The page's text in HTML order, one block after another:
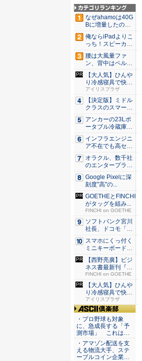
USB Type-C - MS
Office 2021 - Win11
搭載
なぜahamoは40G
Bに増量したの
か ...
俺ならiPadよりこ
っち！スピーカー
9個...
腰は大風量ファ
ン、背中はペルチ
ェ冷却。ダ...
【大人気】ひんや
り冷感寝具で快適
な睡眠を...
アイリスプラザ
【決定版】ミドル
クラスのスマート
フォンの...
アンカーの23Lポ
ータブル冷蔵庫が
Ama...
インフラエンジニ
ア不在でも高セキ
ュリティ...
オラクル、数千社
のエンタープライ
ズ・アプ...
Google Pixelに深
刻度"高"の...
GOETHEとFINCHI
がタッグを組み...
FINCHI on GOETHE
ソフトバンク宮川
社長、ドコモ「ah
amo...
スマホにくっ付く
ミニキーボード！
触ってわ...
【西野亮廣】ビジ
ネス書最新刊『北
極星 僕...
FINCHI on GOETHE
【大人気】ひんや
り冷感寝具で快適
な睡眠を...
アイリスプラザ
ASCII倶楽部
・プロ野球も対象
に、急成長する「予
測市場」 これは…
・アマゾン配送を支
える物流大手、ステ
ーブルコイン企業…